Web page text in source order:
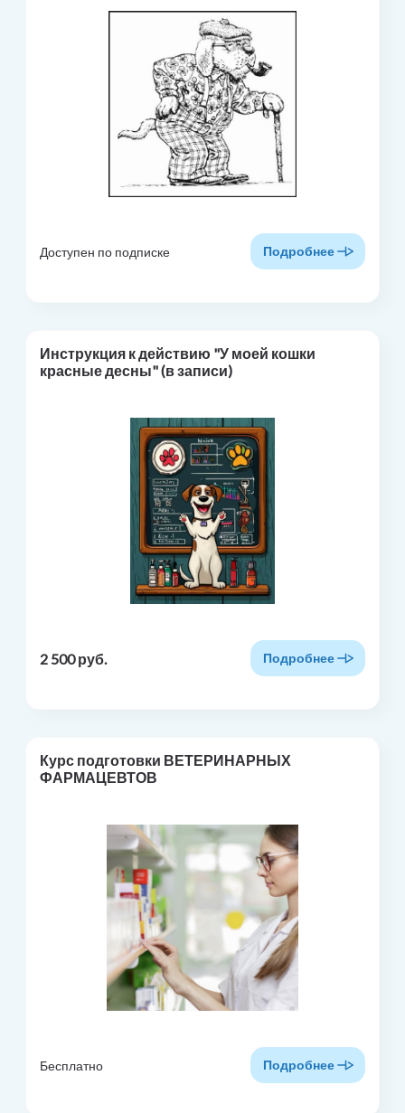
Доступен по подписке Подробнее
Инструкция к действию "У моей кошки
красные десны" (в записи)
2 500 руб. Подробнее
Курс подготовки ВЕТЕРИНАРНЫХ
ФАРМАЦЕВТОВ
Бесплатно Подробнее